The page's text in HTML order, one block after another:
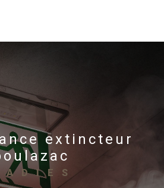
extincteur
cookies